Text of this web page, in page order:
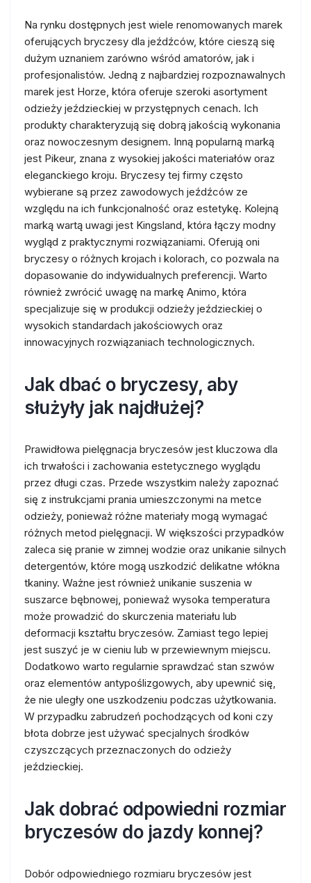
Na rynku dostępnych jest wiele renomowanych marek
oferujących bryczesy dla jeźdźców, które cieszą się
dużym uznaniem zarówno wśród amatorów, jak i
profesjonalistów. Jedną z najbardziej rozpoznawalnych
marek jest Horze, która oferuje szeroki asortyment
odzieży jeździeckiej w przystępnych cenach. Ich
produkty charakteryzują się dobrą jakością wykonania
oraz nowoczesnym designem. Inną popularną marką
jest Pikeur, znana z wysokiej jakości materiałów oraz
eleganckiego kroju. Bryczesy tej firmy często
wybierane są przez zawodowych jeźdźców ze
względu na ich funkcjonalność oraz estetykę. Kolejną
marką wartą uwagi jest Kingsland, która łączy modny
wygląd z praktycznymi rozwiązaniami. Oferują oni
bryczesy o różnych krojach i kolorach, co pozwala na
dopasowanie do indywidualnych preferencji. Warto
również zwrócić uwagę na markę Animo, która
specjalizuje się w produkcji odzieży jeździeckiej o
wysokich standardach jakościowych oraz
innowacyjnych rozwiązaniach technologicznych.
Jak dbać o bryczesy, aby
służyły jak najdłużej?
Prawidłowa pielęgnacja bryczesów jest kluczowa dla
ich trwałości i zachowania estetycznego wyglądu
przez długi czas. Przede wszystkim należy zapoznać
się z instrukcjami prania umieszczonymi na metce
odzieży, ponieważ różne materiały mogą wymagać
różnych metod pielęgnacji. W większości przypadków
zaleca się pranie w zimnej wodzie oraz unikanie silnych
detergentów, które mogą uszkodzić delikatne włókna
tkaniny. Ważne jest również unikanie suszenia w
suszarce bębnowej, ponieważ wysoka temperatura
może prowadzić do skurczenia materiału lub
deformacji kształtu bryczesów. Zamiast tego lepiej
jest suszyć je w cieniu lub w przewiewnym miejscu.
Dodatkowo warto regularnie sprawdzać stan szwów
oraz elementów antypoślizgowych, aby upewnić się,
że nie uległy one uszkodzeniu podczas użytkowania.
W przypadku zabrudzeń pochodzących od koni czy
błota dobrze jest używać specjalnych środków
czyszczących przeznaczonych do odzieży
jeździeckiej.
Jak dobrać odpowiedni rozmiar
bryczesów do jazdy konnej?
Dobór odpowiedniego rozmiaru bryczesów jest